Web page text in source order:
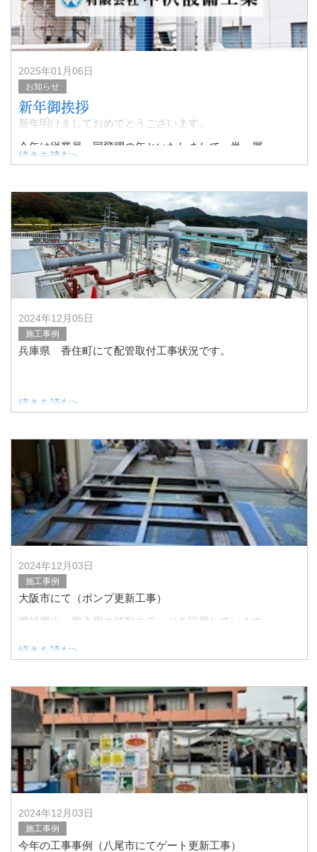
2025年01月06日
お知らせ
新年御挨拶
新年明けましておめでとうございます。
今年は従業員一同飛躍の年といたしまして、尚一層
お客様各位本年もよろしくお願いいたします。
続きを読む>
2024年12月05日
施工事例
兵庫県 香住町にて配管取付工事状況です。
続きを読む>
2024年12月03日
施工事例
大阪市にて（ポンプ更新工事）
機械搬出・搬入用の移動ステージを設置しています。
続きを読む>
2024年12月03日
施工事例
今年の工事事例（八尾市にてゲート更新工事）